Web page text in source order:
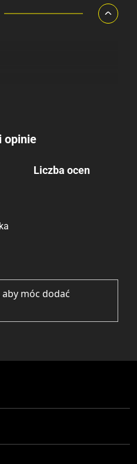
opinie
Liczba ocen
aby móc dodać